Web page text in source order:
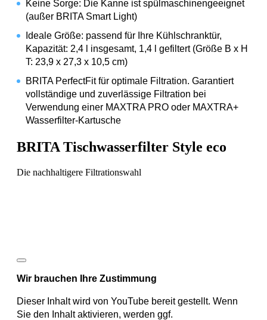
Keine Sorge: Die Kanne ist spülmaschinengeeignet
(außer BRITA Smart Light)
Ideale Größe: passend für Ihre Kühlschranktür,
Kapazität: 2,4 l insgesamt, 1,4 l gefiltert (Größe B x H x
T: 23,9 x 27,3 x 10,5 cm)
BRITA PerfectFit für optimale Filtration. Garantiert
vollständige und zuverlässige Filtration bei
Verwendung einer MAXTRA PRO oder MAXTRA+
Wasserfilter-Kartusche
BRITA Tischwasserfilter Style eco
Die nachhaltigere Filtrationswahl
Wir brauchen Ihre Zustimmung
Dieser Inhalt wird von YouTube bereit gestellt. Wenn
Sie den Inhalt aktivieren, werden ggf.